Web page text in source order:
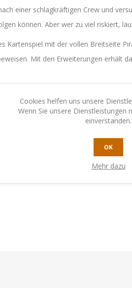
einer schlagkräftigen Crew und
können. Aber wer zu viel riskiert,
Kartenspiel mit der vollen Breitseite
Mit den Erweiterungen erhält
Cookies helfen uns unsere
Wenn Sie unsere Dienstleistungen
einverstanden.
OK
Mehr dazu